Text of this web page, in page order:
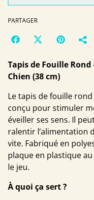
PARTAGER
Tapis de Fouille
Chien (38 cm)
Le tapis de fouille
conçu pour stimuler
éveiller ses sens. Il
ralentir l’alimentation
vite. Fabriqué en
plaque en plastique
le jeu.
À quoi ça sert ?